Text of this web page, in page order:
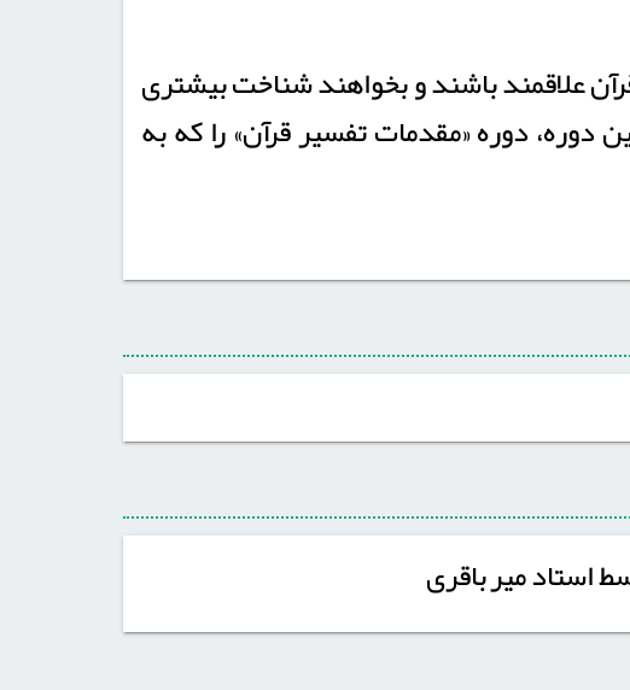
علاقمند باشند و بخواهند شناخت بیشتری
دوره «مقدمات تفسیر قرآن» را که به
استاد میرباقری